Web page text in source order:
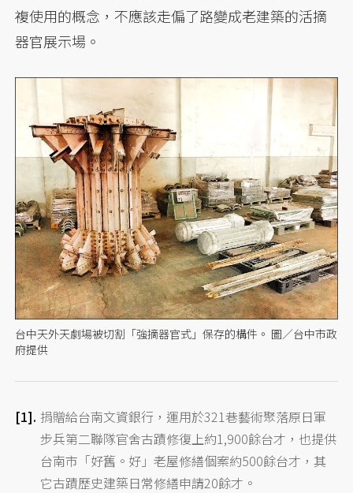
複使用的概念，不應該走偏了路變成老建築的活摘
器官展示場。
台中天外天劇場被切割「強摘器官式」保存的構件。 圖／台中市政
府提供
捐贈給台南文資銀行，運用於321巷藝術聚落原日軍
步兵第二聯隊官舍古蹟修復上約1,900餘台才，也提供
台南市「好舊。好」老屋修繕個案約500餘台才，其
它古蹟歷史建築日常修繕申請20餘才。